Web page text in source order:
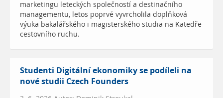
marketingu leteckých společností a destinačního
managementu, letos poprvé vyvrcholila doplňková
výuka bakalářského i magisterského studia na Katedře
cestovního ruchu.
Studenti Digitální ekonomiky se podíleli na
nové studii Czech Founders